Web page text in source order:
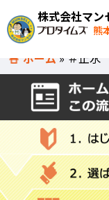
株式会社マン
熊
ホーム » ＃止水